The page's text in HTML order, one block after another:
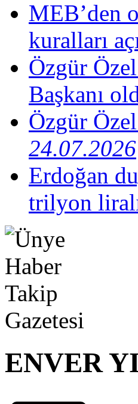
MEB’den
kuralları
Özgür
Başkanı
Özgür
24.07.2026
Erdoğan
trilyon
ENVER